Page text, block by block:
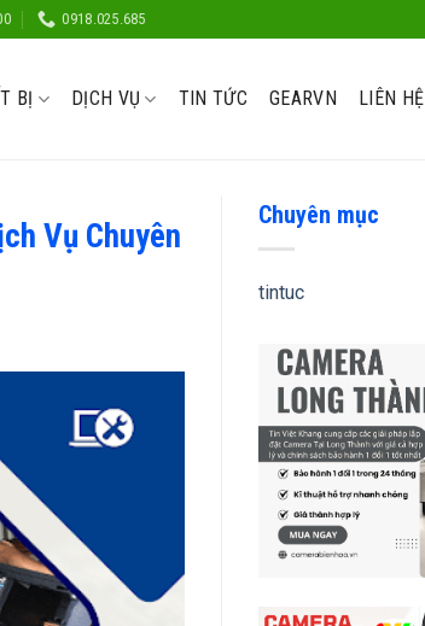
0918.025.685
BỊ DỊCH VỤ TIN TỨC GEARVN LIÊN HỆ
Vụ Chuyên
Chuyên mục
tintuc